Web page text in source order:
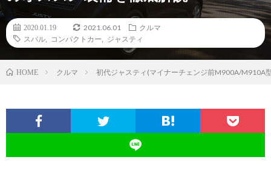
2020.01.19 2021.06.01
クルマ
スバル
コンパクトカー ジャスティ
HOME クルマ 初代ジャスティ(マイナーチェンジ前M900A/M910A